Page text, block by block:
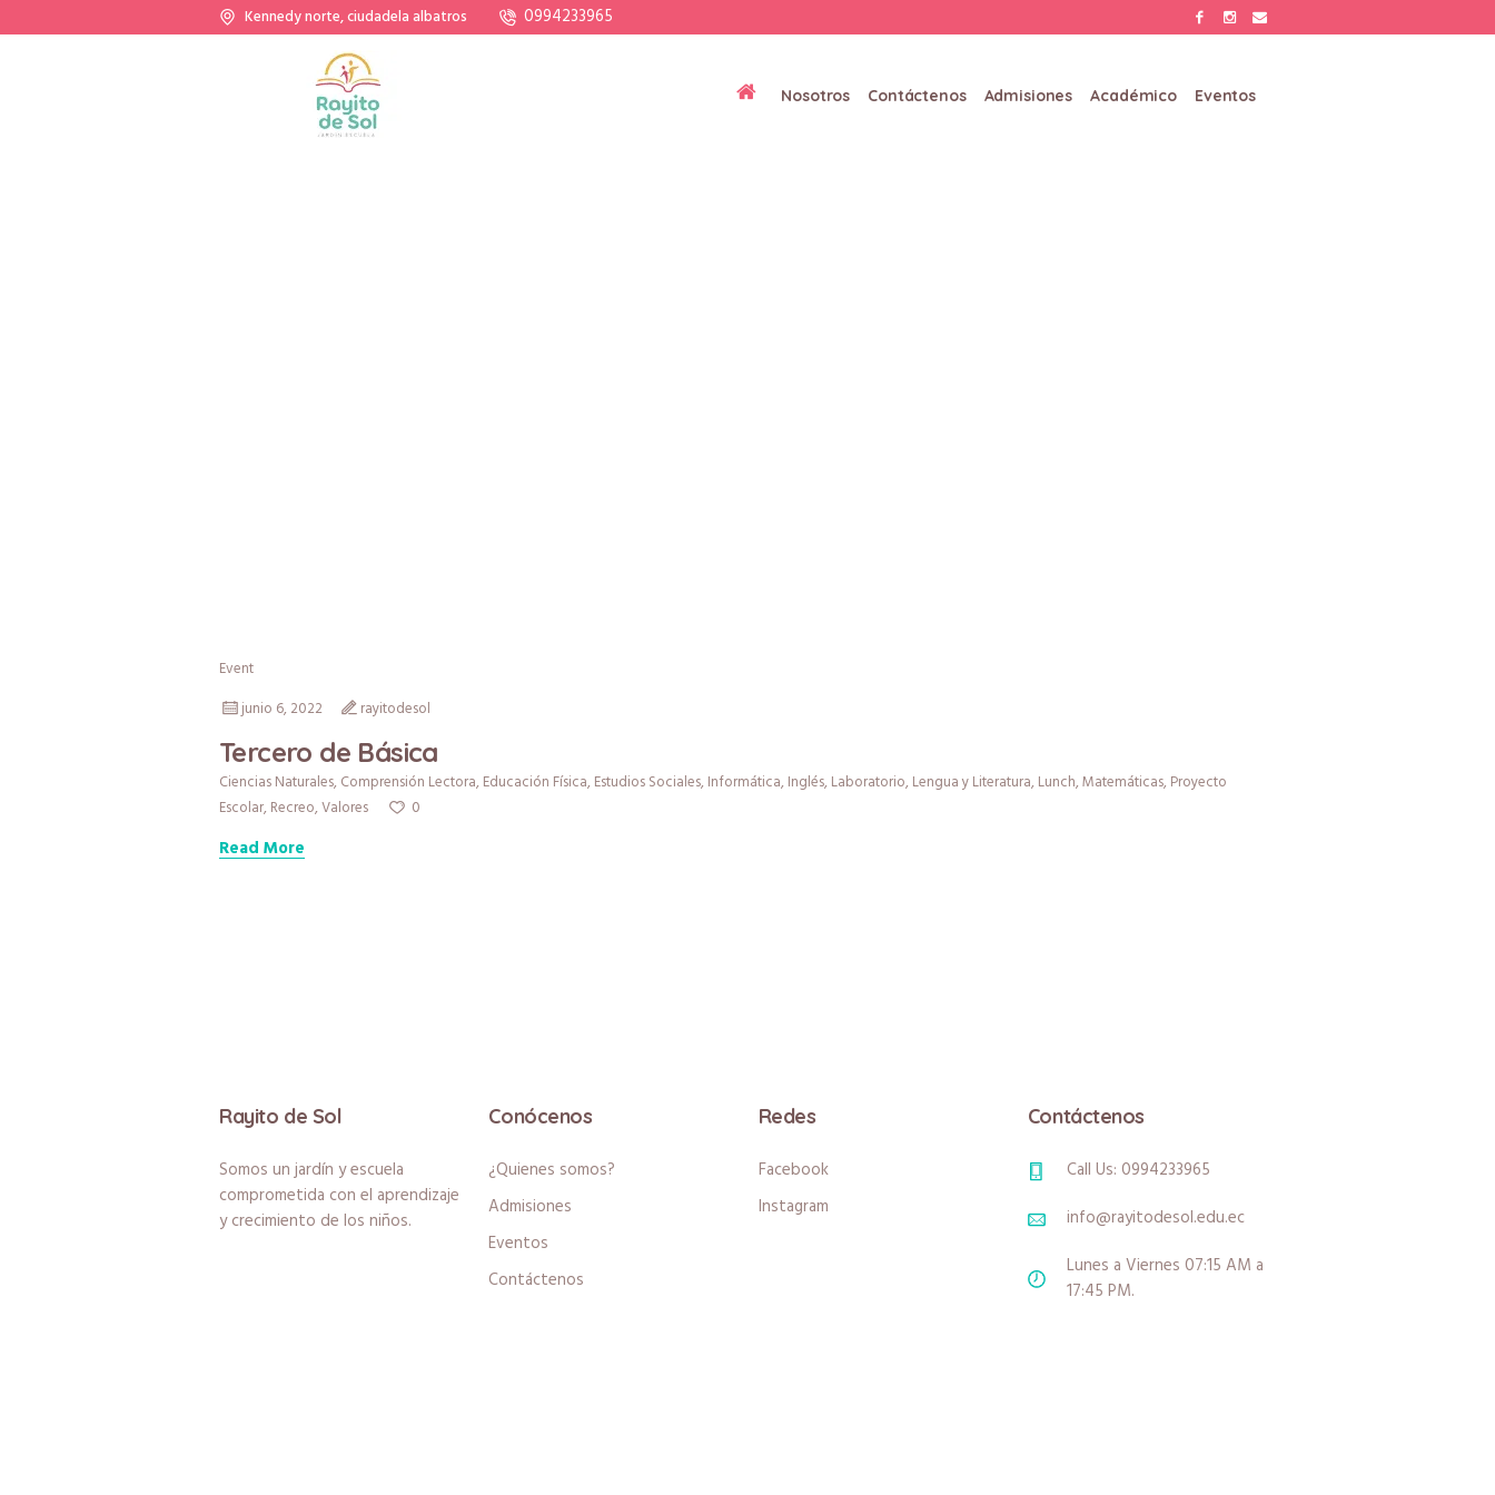
Kennedy norte, ciudadela albatros 0994233965
Nosotros Contáctenos Admisiones Académico Eventos
Event
junio 6, 2022
rayitodesol
Tercero de Básica
Ciencias Naturales,Comprensión Lectora,Educación Física,Estudios Sociales,Informática,Inglés,Laboratorio,Lengua y Literatura,Lunch,Matemáticas,Proyecto
Escolar,Recreo,Valores 0
Read More
Rayito de Sol
Somos un jardín y escuela
comprometida con el aprendizaje
y crecimiento de los niños.
Conócenos
¿Quienes somos?
Admisiones
Eventos
Contáctenos
Redes
Facebook
Instagram
Contáctenos
Call Us: 0994233965
info@rayitodesol.edu.ec
Lunes a Viernes 07:15 AM a
17:45 PM.